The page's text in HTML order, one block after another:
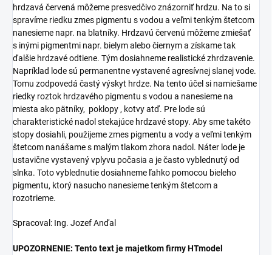
hrdzavá červená môžeme presvedčivo znázorniť hrdzu. Na to si
spravíme riedku zmes pigmentu s vodou a veľmi tenkým štetcom
nanesieme napr. na blatníky. Hrdzavú červenú môžeme zmiešať
s inými pigmentmi napr. bielym alebo čiernym a získame tak
ďalšie hrdzavé odtiene. Tým dosiahneme realistické zhrdzavenie.
Napríklad lode sú permanentne vystavené agresívnej slanej vode.
Tomu zodpovedá častý výskyt hrdze. Na tento účel si namiešame
riedky roztok hrdzavého pigmentu s vodou a nanesieme na
miesta ako pätníky, poklopy , kotvy atď. Pre lode sú
charakteristické nadol stekajúce hrdzavé stopy. Aby sme takéto
stopy dosiahli, použijeme zmes pigmentu a vody a veľmi tenkým
štetcom nanášame s malým tlakom zhora nadol. Náter lode je
ustavične vystavený vplyvu počasia a je často vyblednutý od
slnka. Toto vyblednutie dosiahneme ľahko pomocou bieleho
pigmentu, ktorý nasucho nanesieme tenkým štetcom a
rozotrieme.
Spracoval: Ing. Jozef Anďal
UPOZORNENIE: Tento text je majetkom firmy HTmodel